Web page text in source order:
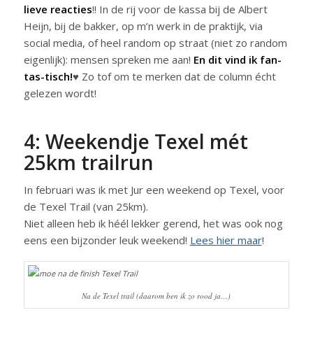
lieve reacties!! In de rij voor de kassa bij de Albert
Heijn, bij de bakker, op m’n werk in de praktijk, via
social media, of heel random op straat (niet zo random
eigenlijk): mensen spreken me aan! En dit vind ik fan-
tas-tisch!♥ Zo tof om te merken dat de column écht
gelezen wordt!
4: Weekendje Texel mét
25km trailrun
In februari was ik met Jur een weekend op Texel, voor
de Texel Trail (van 25km).
Niet alleen heb ik héél lekker gerend, het was ook nog
eens een bijzonder leuk weekend! Lees hier maar!
Na de Texel trail (daarom ben ik zo rood ja…)